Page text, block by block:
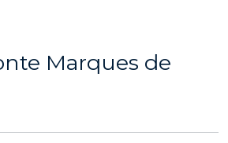
Marques de